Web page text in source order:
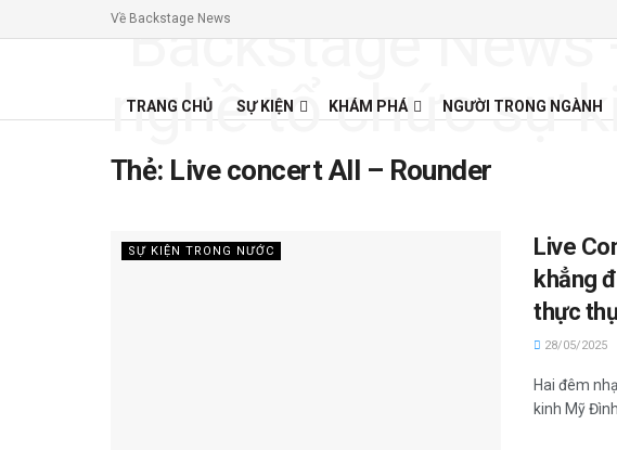
Về Backstage News
TRANG CHỦ SỰ KIỆN KHÁM PHÁ NGƯỜI TRONG NGÀNH
Thẻ: Live concert All – Rounder
SỰ KIỆN TRONG NƯỚC
Live
khẳng
thực
28/05/2025
Hai đêm
kinh Mỹ